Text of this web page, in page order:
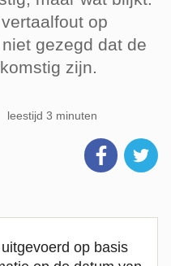
op
gezegd dat de
zijn.
leestijd 3 minuten
op basis